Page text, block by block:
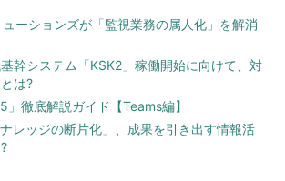
ーションズが「監視業務の属人化」を解消
幹システム「KSK2」稼働開始に向けて、対
は?
」徹底解説ガイド【Teams編】
レッジの断片化」、成果を引き出す情報活